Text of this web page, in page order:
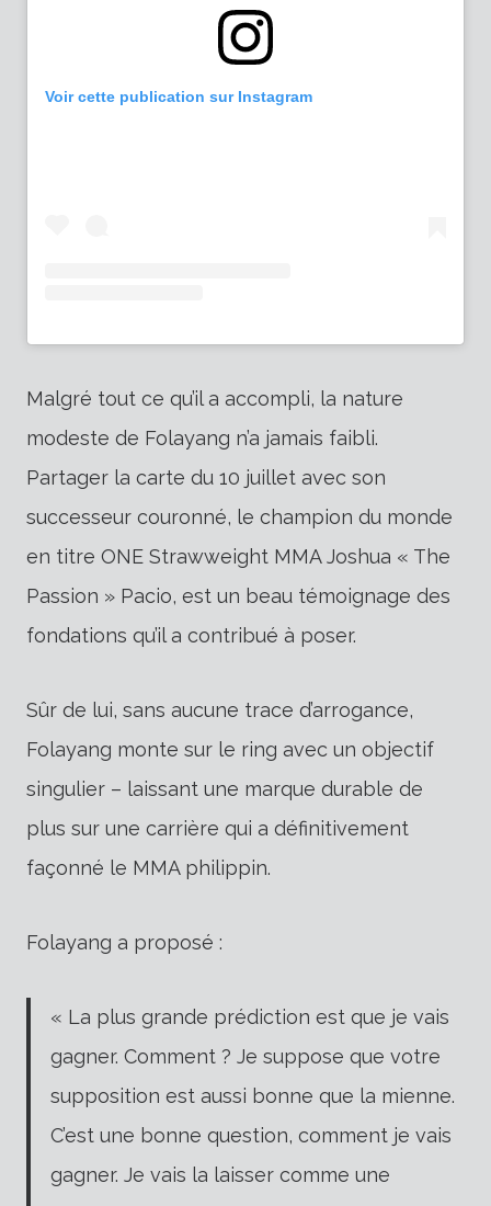
Voir cette publication sur Instagram
Malgré tout ce qu’il a accompli, la nature
modeste de Folayang n’a jamais faibli.
Partager la carte du 10 juillet avec son
successeur couronné, le champion du monde
en titre ONE Strawweight MMA Joshua « The
Passion » Pacio, est un beau témoignage des
fondations qu’il a contribué à poser.
Sûr de lui, sans aucune trace d’arrogance,
Folayang monte sur le ring avec un objectif
singulier – laissant une marque durable de
plus sur une carrière qui a définitivement
façonné le MMA philippin.
Folayang a proposé :
« La plus grande prédiction est que je vais
gagner. Comment ? Je suppose que votre
supposition est aussi bonne que la mienne.
C’est une bonne question, comment je vais
gagner. Je vais la laisser comme une